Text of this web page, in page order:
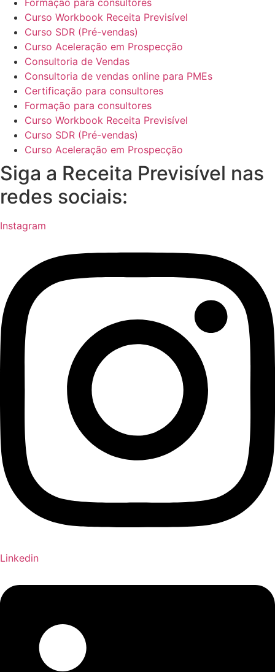
Curso Workbook Receita Previsível
Curso SDR (Pré-vendas)
Curso Aceleração em Prospecção
Consultoria de Vendas
Consultoria de vendas online para PMEs
Certificação para consultores
Formação para consultores
Curso Workbook Receita Previsível
Curso SDR (Pré-vendas)
Curso Aceleração em Prospecção
Siga a Receita Previsível nas
redes sociais:
Instagram
Linkedin